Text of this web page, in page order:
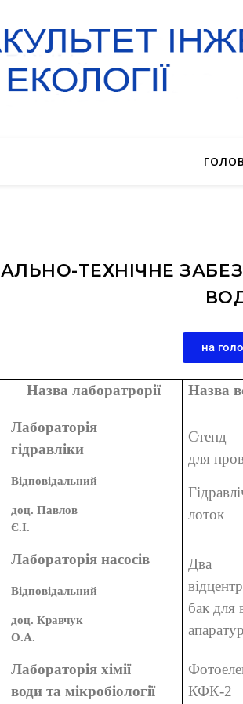
ТЕХНІЧНЕ
на
Назва лаборатрорії Назва
Лабораторія
гідравліки
Відповідальний
доц. Павлов
Є.І.
Стенд
для
лоток
Лабораторія насосів
Відповідальний
доц. Кравчук
О.А.
Два
бак для
Лабораторія хімії
води та мікробіології
КФК-2